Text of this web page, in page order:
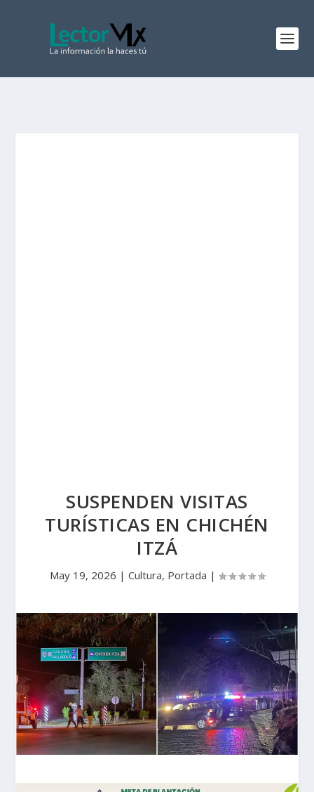
SUSPENDEN VISITAS
TURÍSTICAS EN CHICHÉN
ITZÁ
May 19, 2026 | Cultura, Portada |